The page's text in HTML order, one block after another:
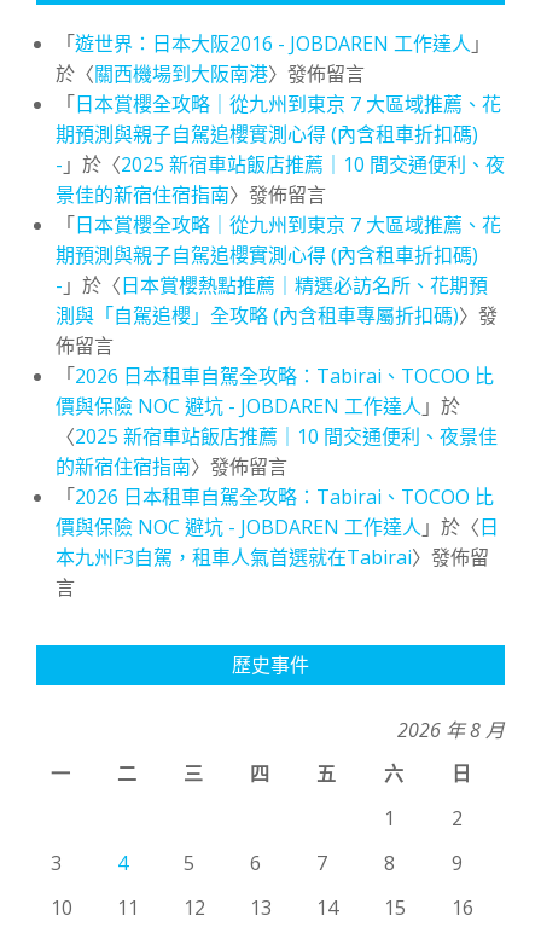
「遊世界：日本大阪2016 - JOBDAREN 工作達人 」
於〈關西機場到大阪南港〉發佈留言
「日本賞櫻全攻略｜從九州到東京 7 大區域推薦、花
期預測與親子自駕追櫻實測心得 (內含租車折扣碼)
- 」於〈2025 新宿車站飯店推薦｜10 間交通便利、夜
景佳的新宿住宿指南〉發佈留言
「日本賞櫻全攻略｜從九州到東京 7 大區域推薦、花
期預測與親子自駕追櫻實測心得 (內含租車折扣碼)
- 」於〈日本賞櫻熱點推薦｜精選必訪名所、花期預
測與「自駕追櫻」全攻略 (內含租車專屬折扣碼)〉發
佈留言
「2026 日本租車自駕全攻略：Tabirai、TOCOO 比
價與保險 NOC 避坑 - JOBDAREN 工作達人 」於
〈2025 新宿車站飯店推薦｜10 間交通便利、夜景佳
的新宿住宿指南〉發佈留言
「2026 日本租車自駕全攻略：Tabirai、TOCOO 比
價與保險 NOC 避坑 - JOBDAREN 工作達人 」於〈日
本九州F3自駕，租車人氣首選就在Tabirai〉發佈留
言
歷史事件
2026 年 8 月
一
二 三 四 五 六
日
1
2
3
4 5 6 7 8
9
10
11 12 13 14 15
16